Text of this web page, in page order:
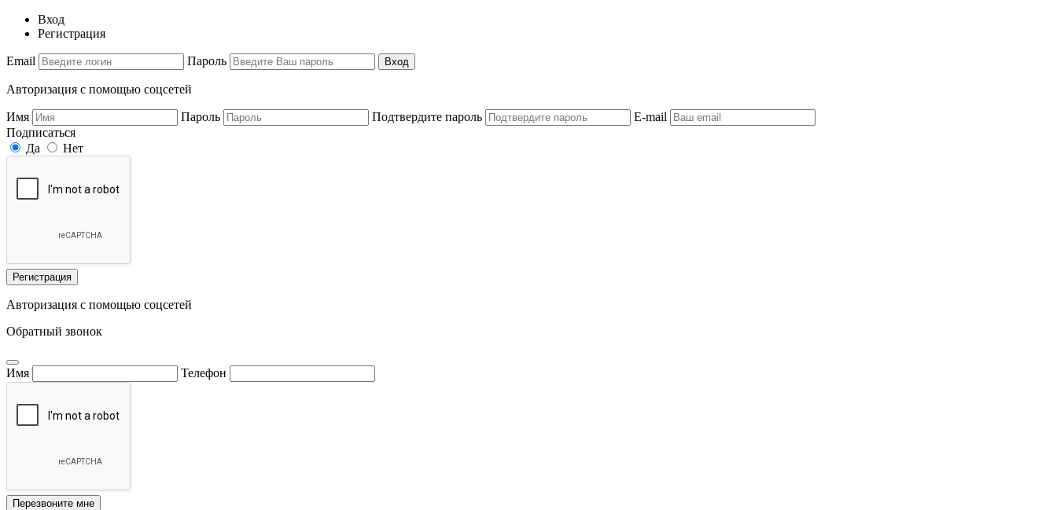
Вход
Регистрация
Email Пароль Вход
Авторизация с помощью соцсетей
Имя Пароль Подтвердите пароль
E-mail
Подписаться
Да
Нет
Регистрация
Авторизация с помощью соцсетей
Обратный звонок
Имя Телефон
Перезвоните мне